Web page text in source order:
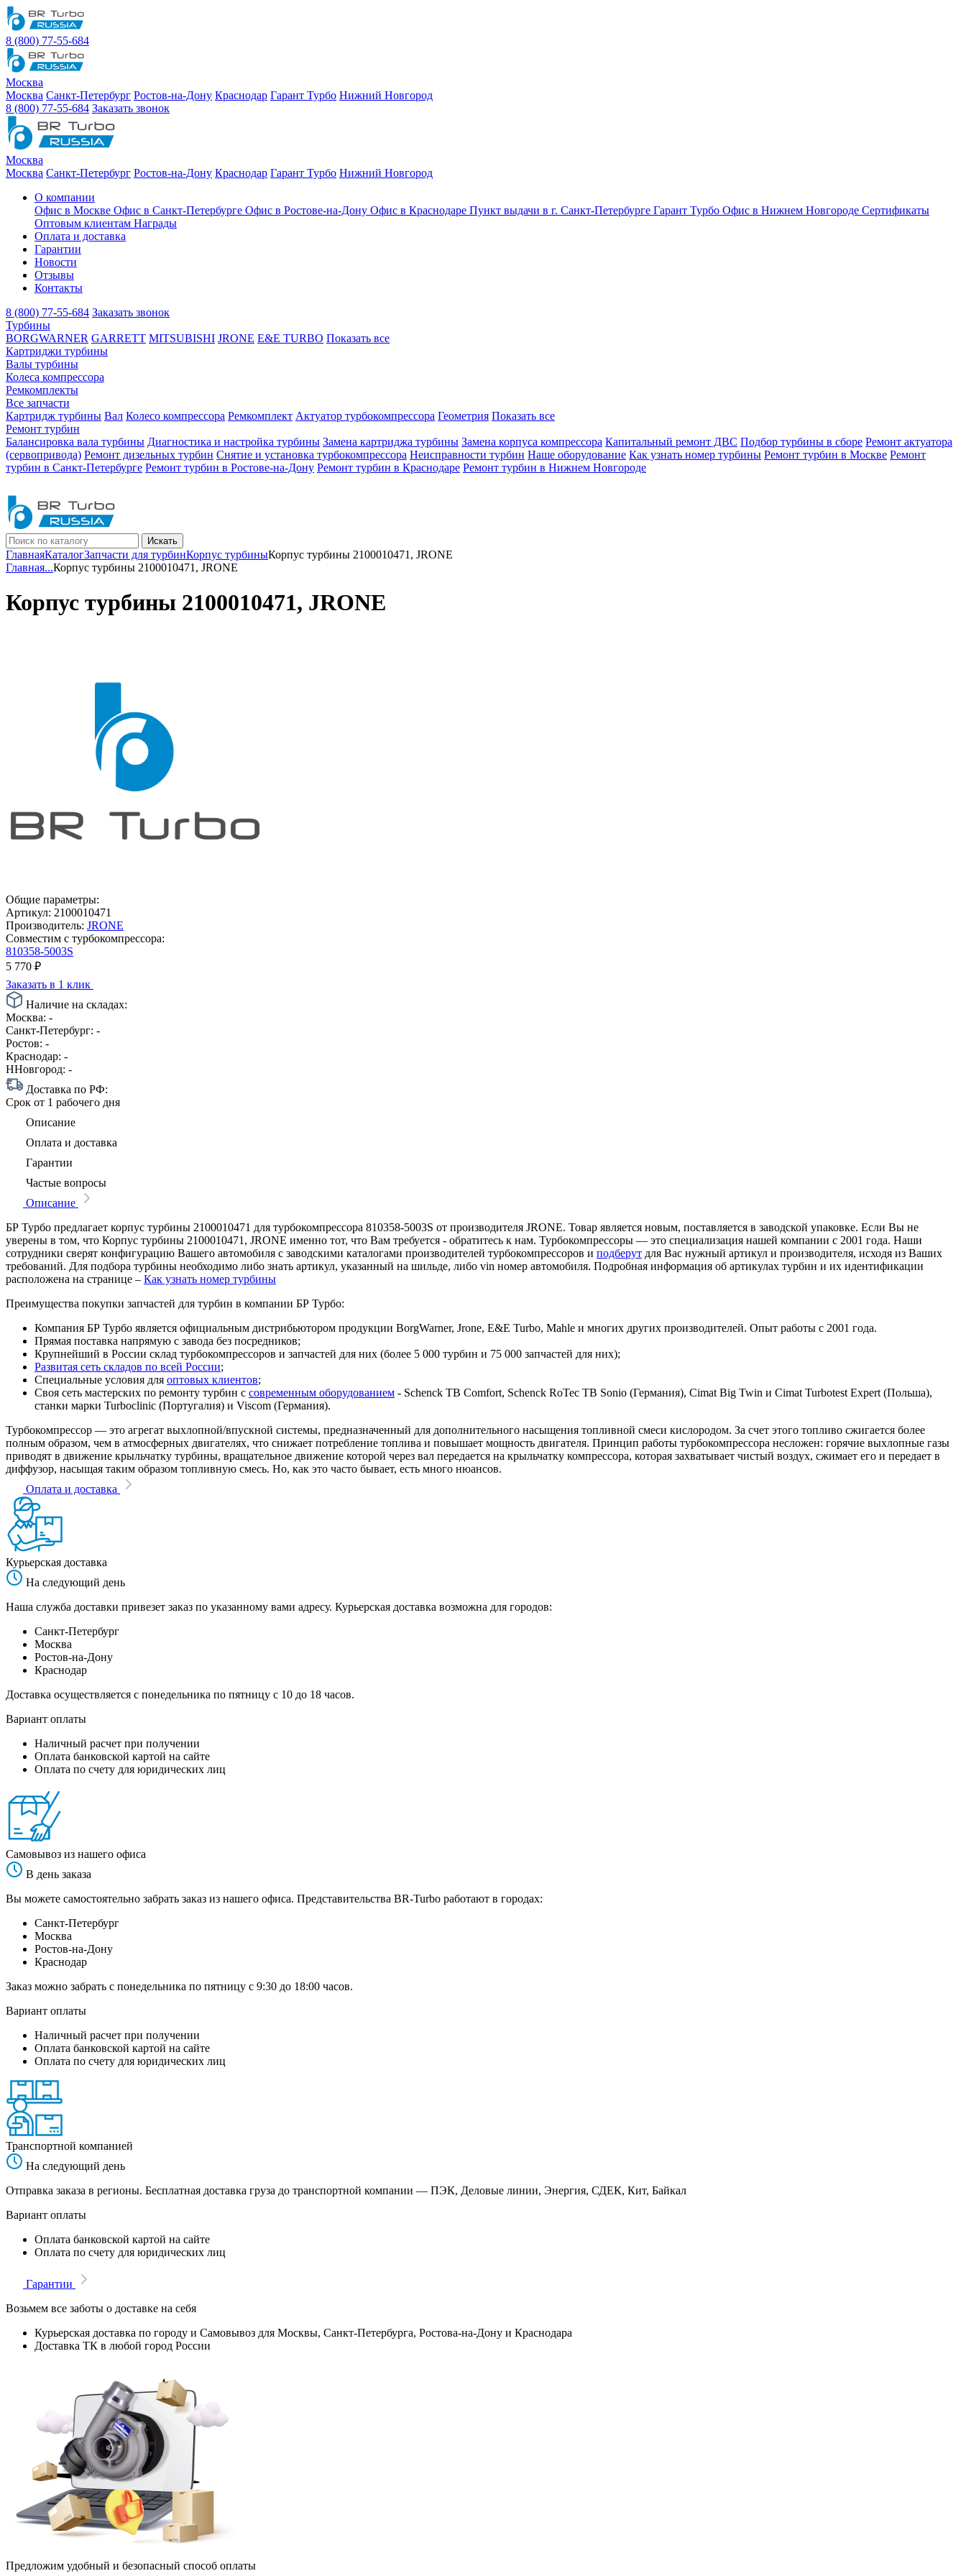
8 (800) 77-55-684
Москва
Москва Санкт-Петербург Ростов-на-Дону Краснодар Гарант Турбо Нижний Новгород
8 (800) 77-55-684 Заказать звонок
Москва
Москва Санкт-Петербург Ростов-на-Дону Краснодар Гарант Турбо Нижний Новгород
О компании
Офис в Москве Офис в Санкт-Петербурге Офис в Ростове-на-Дону Офис в Краснодаре Пункт выдачи в г. Санкт-Петербурге Гарант Турбо Офис в Нижнем Новгороде Сертификаты
Оптовым клиентам Награды
Оплата и доставка
Гарантии
Новости
Отзывы
Контакты
8 (800) 77-55-684 Заказать звонок
Турбины
BORGWARNER GARRETT MITSUBISHI JRONE E&E TURBO Показать все
Картриджи турбины
Валы турбины
Колеса компрессора
Ремкомплекты
Все запчасти
Картридж турбины Вал Колесо компрессора Ремкомплект Актуатор турбокомпрессора Геометрия Показать все
Ремонт турбин
Балансировка вала турбины Диагностика и настройка турбины Замена картриджа турбины Замена корпуса компрессора Капитальный ремонт ДВС Подбор турбины в сборе Ремонт актуатора
(сервопривода) Ремонт дизельных турбин Снятие и установка турбокомпрессора Неисправности турбин Наше оборудование Как узнать номер турбины Ремонт турбин в Москве Ремонт
турбин в Санкт-Петербурге Ремонт турбин в Ростове-на-Дону Ремонт турбин в Краснодаре Ремонт турбин в Нижнем Новгороде
Искать
ГлавнаяКаталогЗапчасти для турбинКорпус турбиныКорпус турбины 2100010471, JRONE
Главная...Корпус турбины 2100010471, JRONE
Корпус турбины 2100010471, JRONE
Общие параметры:
Артикул: 2100010471
Производитель: JRONE
Совместим с турбокомпрессора:
810358-5003S
5 770 ₽
Заказать в 1 клик
Наличие на складах:
Москва: -
Санкт-Петербург: -
Ростов: -
Краснодар: -
ННовгород: -
Доставка по РФ:
Срок от 1 рабочего дня
Описание
Оплата и доставка
Гарантии
Частые вопросы
Описание
БР Турбо предлагает корпус турбины 2100010471 для турбокомпрессора 810358-5003S от производителя JRONE. Товар является новым, поставляется в заводской упаковке. Если Вы не
уверены в том, что Корпус турбины 2100010471, JRONE именно тот, что Вам требуется - обратитесь к нам. Турбокомпрессоры — это специализация нашей компании с 2001 года. Наши
сотрудники сверят конфигурацию Вашего автомобиля с заводскими каталогами производителей турбокомпрессоров и подберут для Вас нужный артикул и производителя, исходя из Ваших
требований. Для подбора турбины необходимо либо знать артикул, указанный на шильде, либо vin номер автомобиля. Подробная информация об артикулах турбин и их идентификации
расположена на странице – Как узнать номер турбины
Преимущества покупки запчастей для турбин в компании БР Турбо:
Компания БР Турбо является официальным дистрибьютором продукции BorgWarner, Jrone, E&E Turbo, Mahle и многих других производителей. Опыт работы с 2001 года.
Прямая поставка напрямую с завода без посредников;
Крупнейший в России склад турбокомпрессоров и запчастей для них (более 5 000 турбин и 75 000 запчастей для них);
Развитая сеть складов по всей России;
Специальные условия для оптовых клиентов;
Своя сеть мастерских по ремонту турбин с современным оборудованием - Schenck TB Comfort, Schenck RoTec TB Sonio (Германия), Cimat Big Twin и Cimat Turbotest Expert (Польша),
станки марки Turboclinic (Португалия) и Viscom (Германия).
Турбокомпрессор — это агрегат выхлопной/впускной системы, предназначенный для дополнительного насыщения топливной смеси кислородом. За счет этого топливо сжигается более
полным образом, чем в атмосферных двигателях, что снижает потребление топлива и повышает мощность двигателя. Принцип работы турбокомпрессора несложен: горячие выхлопные газы
приводят в движение крыльчатку турбины, вращательное движение которой через вал передается на крыльчатку компрессора, которая захватывает чистый воздух, сжимает его и передает в
диффузор, насыщая таким образом топливную смесь. Но, как это часто бывает, есть много нюансов.
Оплата и доставка
Курьерская доставка
На следующий день
Наша служба доставки привезет заказ по указанному вами адресу. Курьерская доставка возможна для городов:
Санкт-Петербург
Москва
Ростов-на-Дону
Краснодар
Доставка осуществляется с понедельника по пятницу с 10 до 18 часов.
Вариант оплаты
Наличный расчет при получении
Оплата банковской картой на сайте
Оплата по счету для юридических лиц
Самовывоз из нашего офиса
В день заказа
Вы можете самостоятельно забрать заказ из нашего офиса. Представительства BR-Turbo работают в городах:
Санкт-Петербург
Москва
Ростов-на-Дону
Краснодар
Заказ можно забрать с понедельника по пятницу с 9:30 до 18:00 часов.
Вариант оплаты
Наличный расчет при получении
Оплата банковской картой на сайте
Оплата по счету для юридических лиц
Транспортной компанией
На следующий день
Отправка заказа в регионы. Бесплатная доставка груза до транспортной компании — ПЭК, Деловые линии, Энергия, СДЕК, Кит, Байкал
Вариант оплаты
Оплата банковской картой на сайте
Оплата по счету для юридических лиц
Гарантии
Возьмем все заботы о доставке на себя
Курьерская доставка по городу и Самовывоз для Москвы, Санкт-Петербурга, Ростова-на-Дону и Краснодара
Доставка ТК в любой город России
Предложим удобный и безопасный способ оплаты